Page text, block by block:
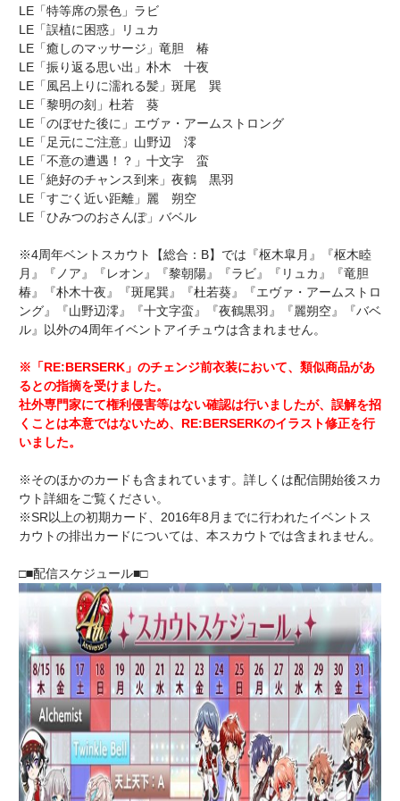
LE「特等席の景色」ラビ
LE「誤植に困惑」リュカ
LE「癒しのマッサージ」竜胆 椿
LE「振り返る思い出」朴木 十夜
LE「風呂上りに濡れる髪」斑尾 巽
LE「黎明の刻」杜若 葵
LE「のぼせた後に」エヴァ・アームストロング
LE「足元にご注意」山野辺 澪
LE「不意の遭遇！？」十文字 蛮
LE「絶好のチャンス到来」夜鶴 黒羽
LE「すごく近い距離」麗 朔空
LE「ひみつのおさんぽ」バベル
※4周年ベントスカウト【総合：B】では『枢木皐月』『枢木睦
月』『ノア』『レオン』『黎朝陽』『ラビ』『リュカ』『竜胆
椿』『朴木十夜』『斑尾巽』『杜若葵』『エヴァ・アームストロ
ング』『山野辺澪』『十文字蛮』『夜鶴黒羽』『麗朔空』『バベ
ル』以外の4周年イベントアイチュウは含まれません。
※「RE:BERSERK」のチェンジ前衣装において、類似商品があ
るとの指摘を受けました。
社外専門家にて権利侵害等はない確認は行いましたが、誤解を招
くことは本意ではないため、RE:BERSERKのイラスト修正を行
いました。
※そのほかのカードも含まれています。詳しくは配信開始後スカ
ウト詳細をご覧ください。
※SR以上の初期カード、2016年8月までに行われたイベントス
カウトの排出カードについては、本スカウトでは含まれません。
□■配信スケジュール■□